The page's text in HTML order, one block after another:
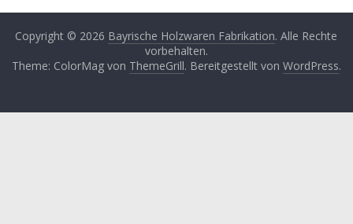
Copyright © 2026 Bayrische Holzwaren Fabrikation. Alle Rechte
vorbehalten.
Theme: ColorMag von ThemeGrill. Bereitgestellt von WordPress.